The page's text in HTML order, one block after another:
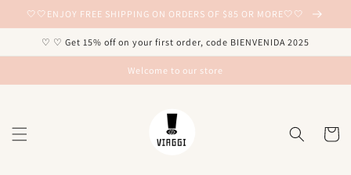
directamente
al contenido
🤍🤍ENJOY FREE SHIPPING ON ORDERS OF $85 OR MORE🤍🤍
♡ ♡ Get 15% off on your first order, code BIENVENIDA 2025
Welcome to our store
Carrito